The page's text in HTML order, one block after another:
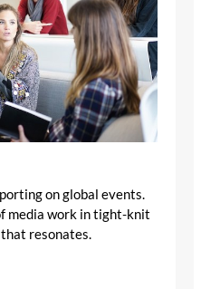
on global events.
media work in tight-knit
resonates.